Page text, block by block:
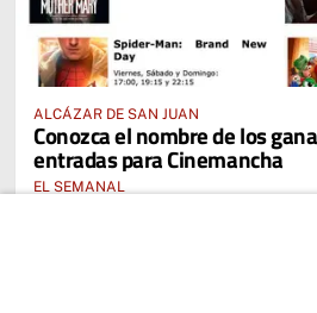
ALCÁZAR DE SAN JUAN
Conozca el nombre de los
entradas para Cinemancha
EL SEMANAL